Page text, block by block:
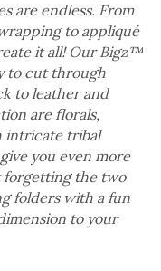
are endless. From
to appliqué
it all! Our Bigz™
to cut through
to leather and
are florals,
intricate tribal
you even more
forgetting the two
folders with a fun
to your